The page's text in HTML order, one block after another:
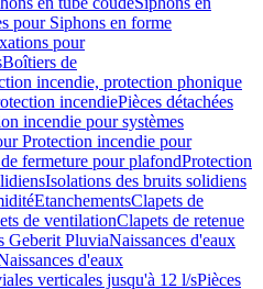
pour Siphons en forme
pour
Boîtiers de
incendie, protection phonique
incendiePièces détachées
incendie pour systèmes
Protection incendie pour
fermeture pour plafondProtection
Isolations des bruits solidiens
EtanchementsClapets de
de ventilationClapets de retenue
Geberit PluviaNaissances d'eaux
d'eaux
verticales jusqu'à 12 l/sPièces